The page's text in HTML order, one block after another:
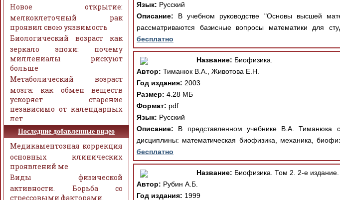
Язык: Русский
Описание: В учебном руководстве "Основы высшей
рассматриваются базисные вопросы математики для
бесплатно
Название: Биофизика.
Автор: Тиманюк В.А., Животова Е.Н.
Год издания: 2003
Размер: 4.28 МБ
Формат: pdf
Язык: Русский
Описание: В представленном учебнике В.А. Тиманюка
дисциплины: математическая биофизика, механика,
бесплатно
Название: Биофизика. Том 2. 2-е издание.
Автор: Рубин А.Б.
Год издания: 1999
Новое открытие:
мелкоклеточный рак
проявил свою уязвимость
Биологический возраст как
зеркало эпохи: почему
миллениалы рискуют
больше
Метаболический возраст
мозга: как обмен веществ
ускоряет старение
независимо от календарных
лет
Последние добавленные видео
Медикаментозная коррекция
основных клинических
проявлений ме
Виды физической
активности. Борьба со
стрессовыми факторами.